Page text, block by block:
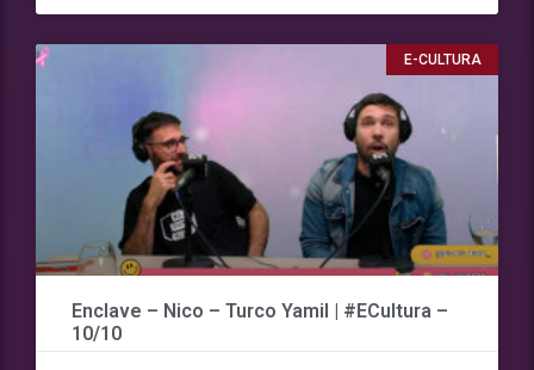
E-CULTURA
Enclave – Nico – Turco Yamil | #ECultura –
10/10